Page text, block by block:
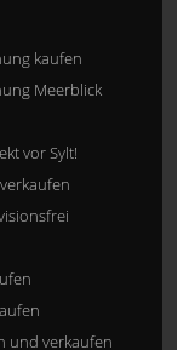
kaufen
Meerblick
vor Sylt!
und verkaufen